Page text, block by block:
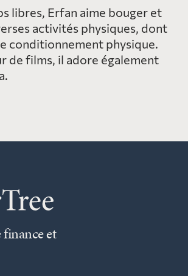
libres, Erfan aime bouger et
activités physiques, dont
conditionnement physique.
de films, il adore également
et